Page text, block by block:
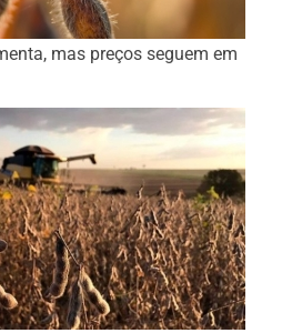
mas preços seguem em